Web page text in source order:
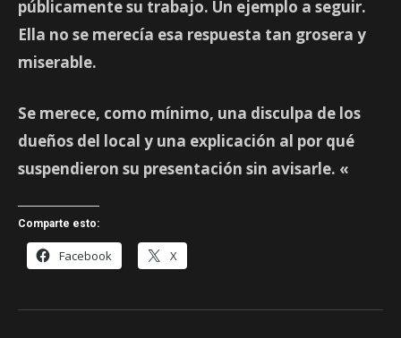
públicamente su trabajo. Un ejemplo a seguir.
Ella no se merecía esa respuesta tan grosera y
miserable.
Se merece, como mínimo, una disculpa de los
dueños del local y una explicación al por qué
suspendieron su presentación sin avisarle. «
Comparte esto:
Facebook X